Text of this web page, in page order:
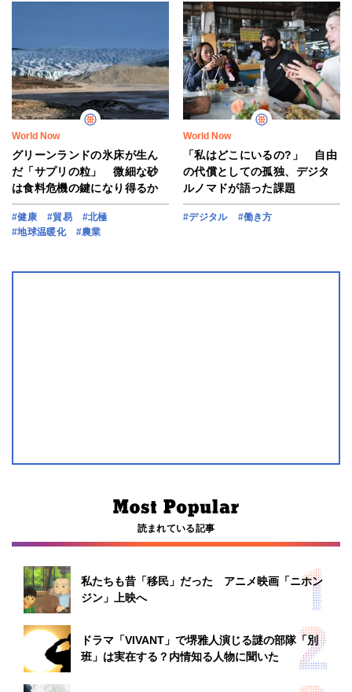
World Now
グリーンランドの氷床が生ん
だ「サプリの粒」 微細な砂
は食料危機の鍵になり得るか
#健康 #貿易
#北極
#地球温暖化
#農業
World Now
「私はどこにいるの?」 自由
の代償としての孤独、デジタ
ルノマドが語った課題
#デジタル #働き方
読まれている記事
私たちも昔「移民」だった アニメ映画「ニホン
ジン」上映へ
ドラマ「VIVANT」で堺雅人演じる謎の部隊「別
班」は実在する？内情知る人物に聞いた